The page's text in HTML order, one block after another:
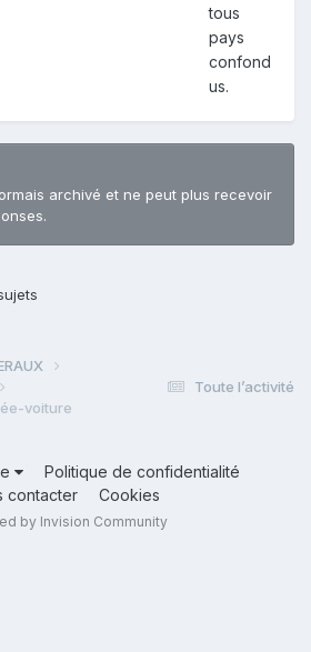
tous
pays
confond
us.
archivé et ne peut plus recevoir
Toute l’activité
voiture
Politique de confidentialité
contacter
Cookies
by Invision Community